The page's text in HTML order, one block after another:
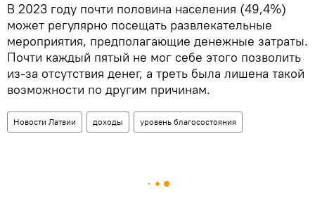
В 2023 году почти половина населения (49,4%)
может регулярно посещать развлекательные
мероприятия, предполагающие денежные затраты.
Почти каждый пятый не мог себе этого позволить
из-за отсутствия денег, а треть была лишена такой
возможности по другим причинам.
Новости Латвии доходы уровень благосостояния